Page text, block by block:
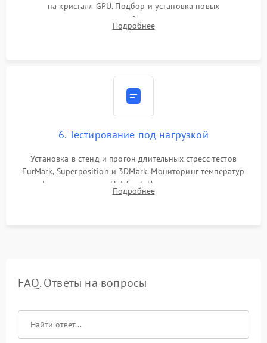
на кристалл GPU. Подбор и установка новых
термопрокладок правильной толщины на память и цепи
питания. Монтаж радиатора и бэкплейта, подключение и
Подробнее
6. Тестирование под нагрузкой
Установка в стенд и прогон длительных стресс-тестов
FurMark, Superposition и 3DMark. Мониторинг температур
графического чипа и Hot Spot. Проверка на отсутствие
артефактов изображения, вылетов драйвера и зависаний.
Подробнее
FAQ. Ответы на вопросы